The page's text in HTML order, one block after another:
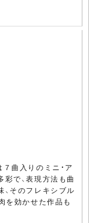
曲入りのミニ・ア
で、表現方法も曲
そのフレキシブル
を効かせた作品も